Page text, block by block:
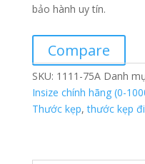
bảo hành uy tín.
Compare
SKU: 1111-75A Danh
Insize chính hãng (0-
Thước kẹp,thước kẹp